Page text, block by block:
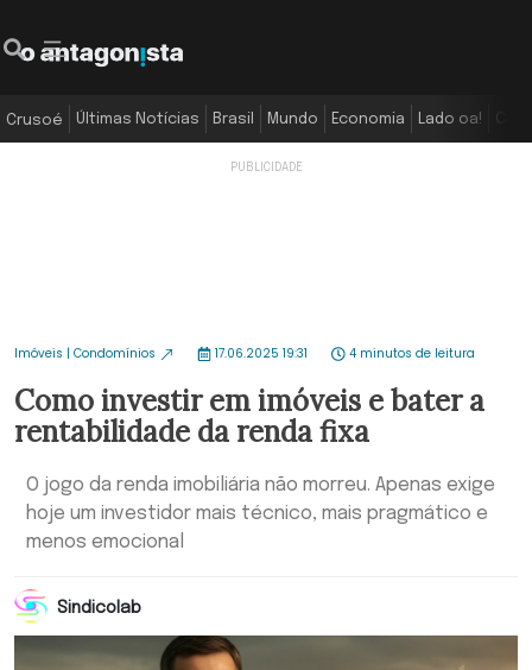
Crusoé Últimas Notícias Brasil Mundo Economia Lado oa!
Imóveis | Condomínios 17.06.2025 19:31 4 minutos de leitura
Como investir em imóveis e bater a
rentabilidade da renda fixa
O jogo da renda imobiliária não morreu. Apenas exige
hoje um investidor mais técnico, mais pragmático e
menos emocional
Sindicolab